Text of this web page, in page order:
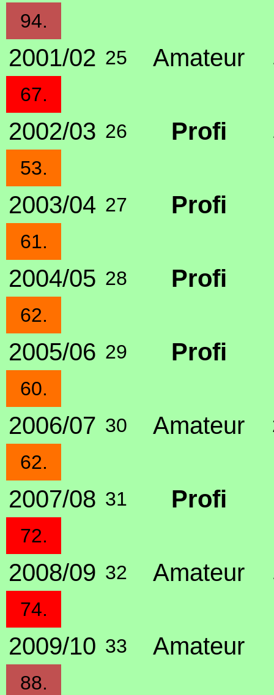
94.
2001/02 25 Amateur
67.
2002/03 26 Profi
53.
2003/04 27 Profi
61.
2004/05 28 Profi
62.
2005/06 29 Profi
60.
2006/07 30 Amateur
62.
2007/08 31 Profi
72.
2008/09 32 Amateur
74.
2009/10 33 Amateur
88.